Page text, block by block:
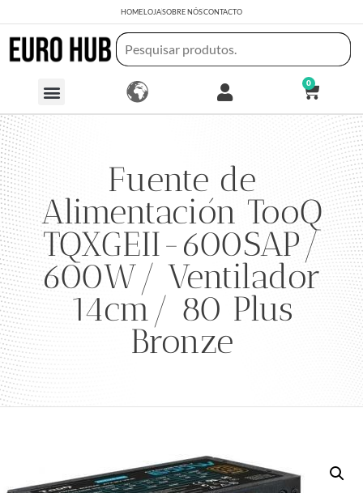
HOMELOJASOBRE NÓSCONTACTO
0
Fuente de
Alimentación TooQ
TQXGEII-600SAP/
600W/ Ventilador
14cm/ 80 Plus
Bronze